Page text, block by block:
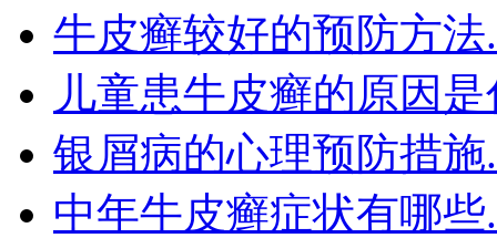
牛皮癣较好的预防方法.
儿童患牛皮癣的原因
银屑病的心理预防措施.
中年牛皮癣症状有哪些.